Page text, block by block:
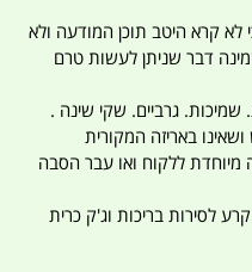
לא קרא היטב תוכן המודעה ולא
דבר שניתן לעשות טרם
שמיכות. גרביים. שקי שינה .
באריזה המקורית
מיוחדת ללקוח ואו עבר הסבה
לסירות בריכות וג'ק כרית